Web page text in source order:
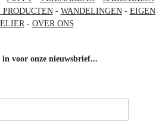
- WANDELINGEN- EIGEN
- OVER ONS
voor onze nieuwsbrief...